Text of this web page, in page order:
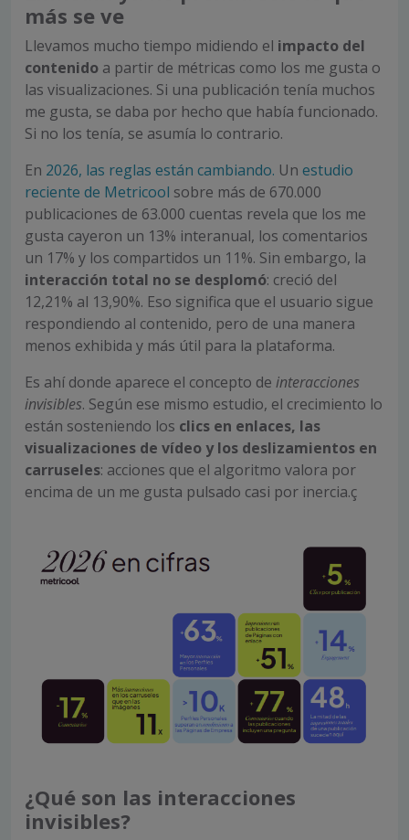
más se ve
Llevamos mucho tiempo midiendo el impacto del
contenido a partir de métricas como los me gusta o
las visualizaciones. Si una publicación tenía muchos
me gusta, se daba por hecho que había funcionado.
Si no los tenía, se asumía lo contrario.
En 2026, las reglas están cambiando. Un estudio
reciente de Metricool sobre más de 670.000
publicaciones de 63.000 cuentas revela que los me
gusta cayeron un 13% interanual, los comentarios
un 17% y los compartidos un 11%. Sin embargo, la
interacción total no se desplomó: creció del
12,21% al 13,90%. Eso significa que el usuario sigue
respondiendo al contenido, pero de una manera
menos exhibida y más útil para la plataforma.
Es ahí donde aparece el concepto de interacciones
invisibles. Según ese mismo estudio, el crecimiento lo
están sosteniendo los clics en enlaces, las
visualizaciones de vídeo y los deslizamientos en
carruseles: acciones que el algoritmo valora por
encima de un me gusta pulsado casi por inercia.ç
¿Qué son las interacciones
invisibles?